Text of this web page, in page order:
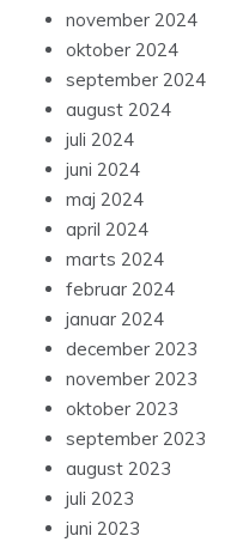
november 2024
oktober 2024
september 2024
august 2024
juli 2024
juni 2024
maj 2024
april 2024
marts 2024
februar 2024
januar 2024
december 2023
november 2023
oktober 2023
september 2023
august 2023
juli 2023
juni 2023